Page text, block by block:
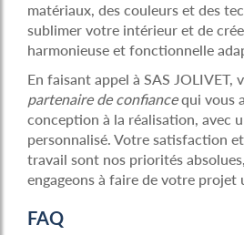
matériaux, des couleurs et des
sublimer votre intérieur et de
harmonieuse et fonctionnelle
En faisant appel à SAS JOLIVET,
partenaire de confiancequi vous
conception à la réalisation, avec
personnalisé. Votre satisfaction
travail sont nos priorités
engageons à faire de votre projet
FAQ